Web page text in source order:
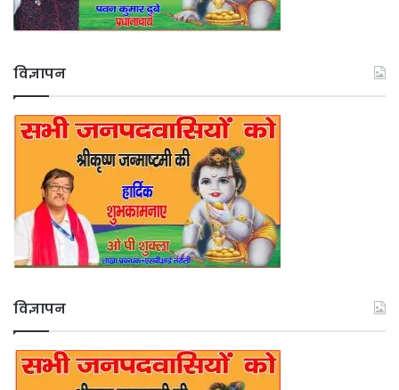
विज्ञापन
विज्ञापन